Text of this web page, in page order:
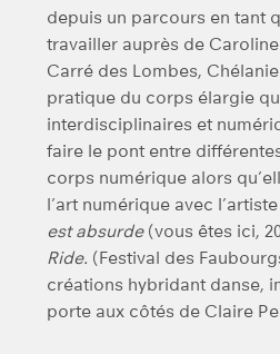
depuis un parcours en tant
travailler auprès de
Carré des Lombes,
pratique du corps élargie
interdisciplinaires et
faire le pont entre
corps numérique alors
l’art numérique avec
est absurde(vous êtes ici,
Ride. (Festival des
créations hybridant danse,
porte aux côtés de Claire